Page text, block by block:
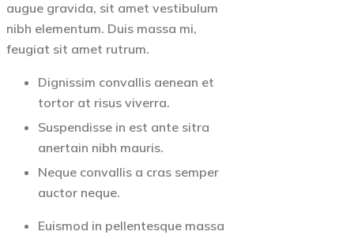
augue gravida, sit amet vestibulum
nibh elementum. Duis massa mi,
feugiat sit amet rutrum.
Dignissim convallis aenean et
tortor at risus viverra.
Suspendisse in est ante sitra
anertain nibh mauris.
Neque convallis a cras semper
auctor neque.
Euismod in pellentesque massa